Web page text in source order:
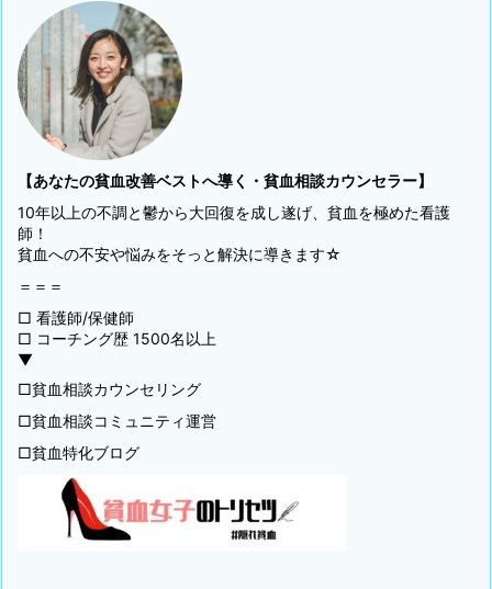
【あなたの貧血改善ベストへ導く・貧血相談カウンセラー】
10年以上の不調と鬱から大回復を成し遂げ、貧血を極めた看護
師！
貧血への不安や悩みをそっと解決に導きます☆
＝＝＝
□ 看護師/保健師
□ コーチング歴 1500名以上
▼
□貧血相談カウンセリング
□貧血相談コミュニティ運営
□貧血特化ブログ